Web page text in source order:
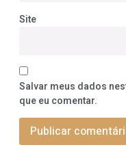
Site
Salvar meus dados
que eu comentar.